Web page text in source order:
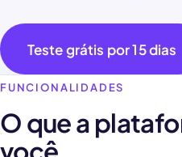
Teste grátis por 15 dias
FUNCIONALIDADES
O que a
você